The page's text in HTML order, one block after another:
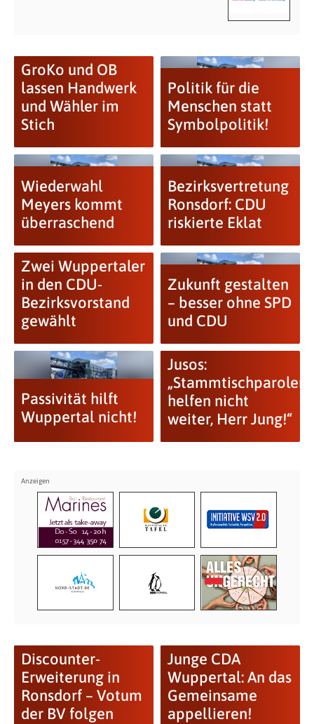
GroKo und OB
lassen Handwerk
und Wähler im
Stich
Politik für die
Menschen statt
Symbolpolitik!
Wiederwahl
Meyers kommt
überraschend
Bezirksvertretung
Ronsdorf: CDU
riskierte Eklat
Zwei Wuppertaler
in den CDU-
Bezirksvorstand
gewählt
Zukunft gestalten
– besser ohne SPD
und CDU
Passivität hilft
Wuppertal nicht!
Jusos:
„Stammtischparolen
helfen nicht
weiter, Herr Jung!“
Discounter-
Erweiterung in
Ronsdorf – Votum
der BV folgen
Junge CDA
Wuppertal: An das
Gemeinsame
appellieren!